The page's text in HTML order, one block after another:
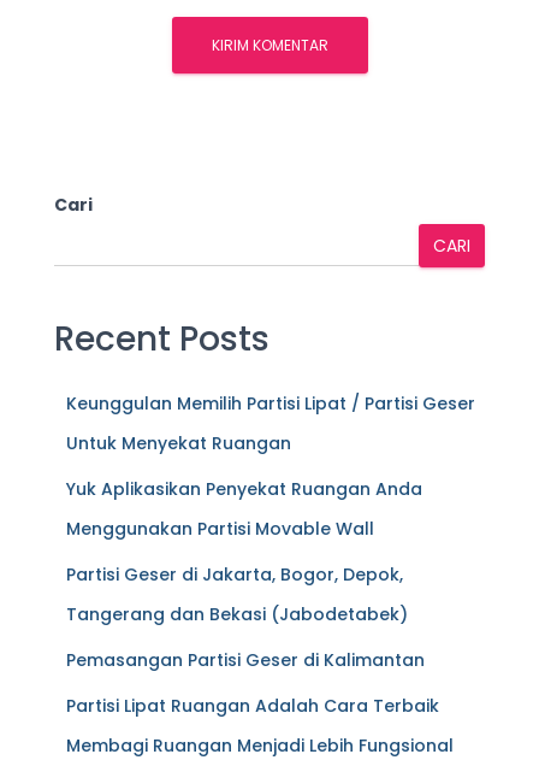
Cari
CARI
Recent Posts
Keunggulan Memilih Partisi Lipat / Partisi Geser
Untuk Menyekat Ruangan
Yuk Aplikasikan Penyekat Ruangan Anda
Menggunakan Partisi Movable Wall
Partisi Geser di Jakarta, Bogor, Depok,
Tangerang dan Bekasi (Jabodetabek)
Pemasangan Partisi Geser di Kalimantan
Partisi Lipat Ruangan Adalah Cara Terbaik
Membagi Ruangan Menjadi Lebih Fungsional